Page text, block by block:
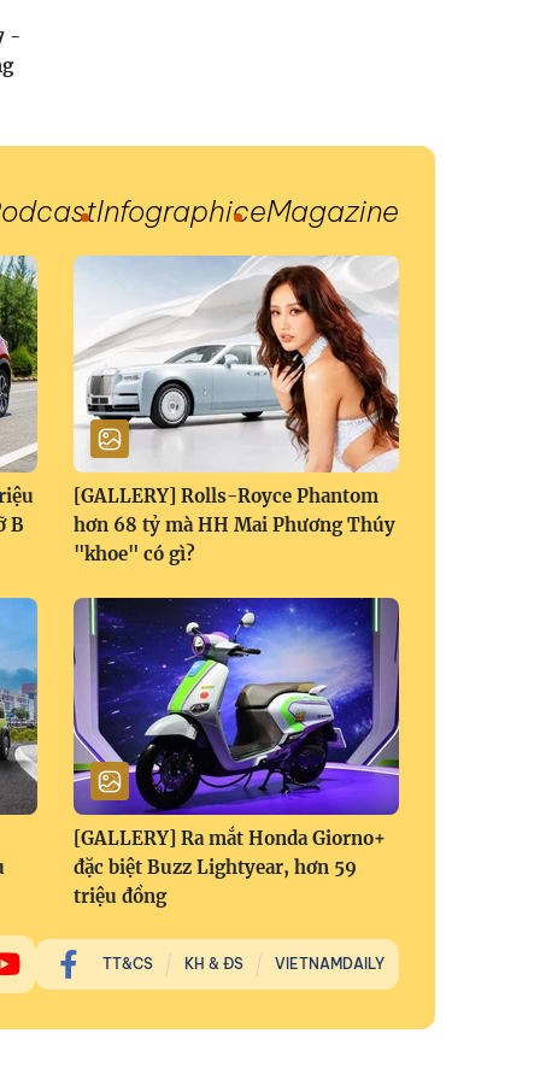
-
InfographiceMagazine
B
[GALLERY] Rolls-Royce Phantom
hơn 68 tỷ mà HH Mai Phương Thúy
"khoe" có gì?
[GALLERY] Ra mắt Honda Giorno+
đặc biệt Buzz Lightyear, hơn 59
triệu đồng
TT&CS KH & ĐS VIETNAMDAILY